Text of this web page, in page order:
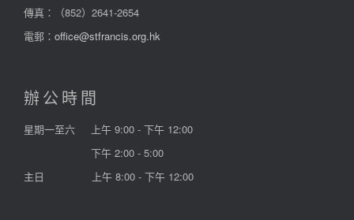
傳真：（852）2641-2654
電郵： office@stfrancis.org.hk
辦公時間
星期一至六
上午 9:00 - 下午 12:00
下午 2:00 - 5:00
主日
上午 8:00 - 下午 12:00